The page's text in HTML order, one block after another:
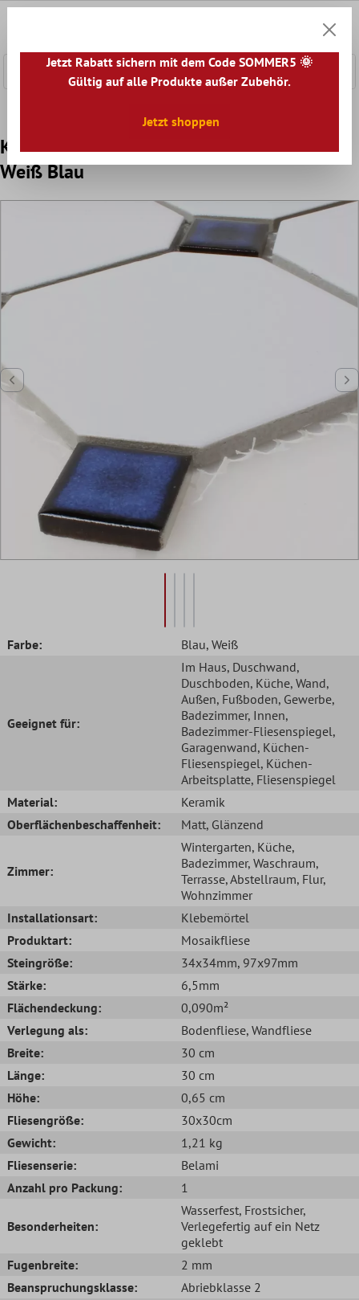
Keramik Mosaikfliesen Octagon Belami
Weiß Blau
Farbe: Blau, Weiß
Geeignet für:
Im Haus, Duschwand,
Duschboden, Küche, Wand,
Außen, Fußboden, Gewerbe,
Badezimmer, Innen,
Badezimmer-Fliesenspiegel,
Garagenwand, Küchen-
Fliesenspiegel, Küchen-
Arbeitsplatte, Fliesenspiegel
Material:
Keramik
Oberflächenbeschaffenheit:
Matt, Glänzend
Zimmer:
Wintergarten, Küche,
Badezimmer, Waschraum,
Terrasse, Abstellraum, Flur,
Wohnzimmer
Installationsart:
Klebemörtel
Produktart:
Mosaikfliese
Steingröße:
34x34mm, 97x97mm
Stärke:
6,5mm
Flächendeckung:
0,090m²
Verlegung als:
Bodenfliese, Wandfliese
Breite:
30 cm
Länge:
30 cm
Höhe:
0,65 cm
Fliesengröße:
30x30cm
Gewicht:
1,21 kg
Fliesenserie:
Belami
Anzahl pro Packung:
1
Besonderheiten:
Wasserfest, Frostsicher,
Verlegefertig auf ein Netz
geklebt
Fugenbreite:
2 mm
Beanspruchungsklasse:
Abriebklasse 2
Jetzt Rabatt sichern mit dem Code SOMMER5 🌞
Gültig auf alle Produkte außer Zubehör.
Jetzt shoppen